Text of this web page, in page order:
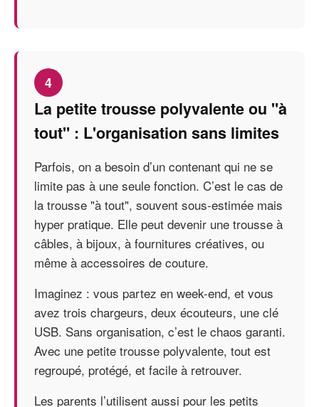
4
La petite trousse polyvalente ou "à
tout" : L'organisation sans limites
Parfois, on a besoin d’un contenant qui ne se
limite pas à une seule fonction. C’est le cas de
la trousse "à tout", souvent sous-estimée mais
hyper pratique. Elle peut devenir une trousse à
câbles, à bijoux, à fournitures créatives, ou
même à accessoires de couture.
Imaginez : vous partez en week-end, et vous
avez trois chargeurs, deux écouteurs, une clé
USB. Sans organisation, c’est le chaos garanti.
Avec une petite trousse polyvalente, tout est
regroupé, protégé, et facile à retrouver.
Les parents l’utilisent aussi pour les petits